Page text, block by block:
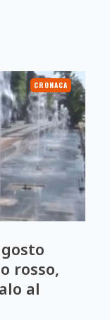
CRONACA
rosso,
al